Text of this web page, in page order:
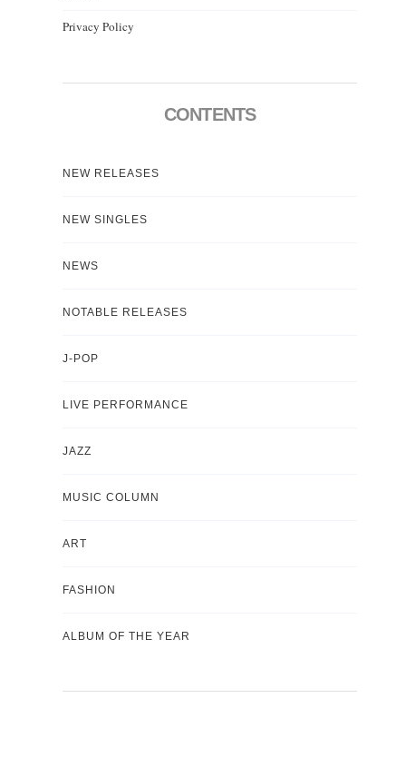
Privacy Policy
CONTENTS
NEW RELEASES
NEW SINGLES
NEWS
NOTABLE RELEASES
J-POP
LIVE PERFORMANCE
JAZZ
MUSIC COLUMN
ART
FASHION
ALBUM OF THE YEAR